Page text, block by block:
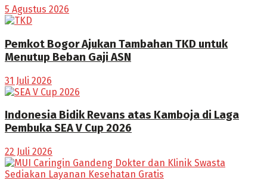
5 Agustus 2026
Pemkot Bogor Ajukan Tambahan TKD untuk
Menutup Beban Gaji ASN
31 Juli 2026
Indonesia Bidik Revans atas Kamboja di Laga
Pembuka SEA V Cup 2026
22 Juli 2026